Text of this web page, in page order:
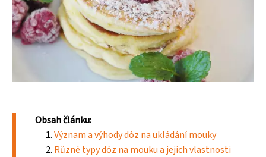
Obsah článku:
Význam a výhody dóz na ukládání mouky
Různé typy dóz na mouku a jejich vlastnosti